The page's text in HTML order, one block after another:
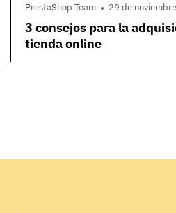
PrestaShop Team 29 de
3 consejos para la
tienda online